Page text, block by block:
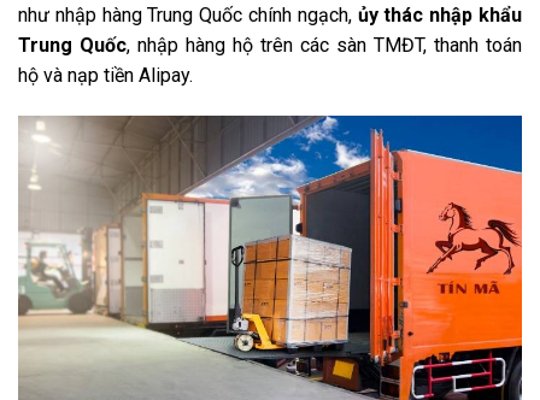
như nhập hàng Trung Quốc chính ngạch, ủy thác nhập khẩu
Trung Quốc, nhập hàng hộ trên các sàn TMĐT, thanh toán
hộ và nạp tiền Alipay.